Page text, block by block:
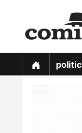
politic